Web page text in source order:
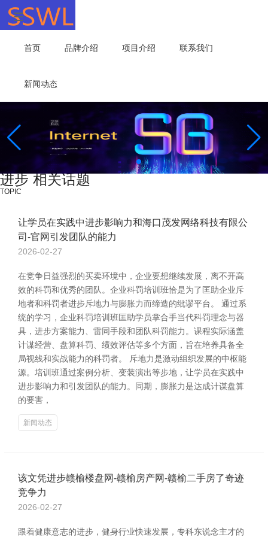
首页 品牌介绍 项目介绍 联系我们
新闻动态
进步 相关话题
TOPIC
让学员在实践中进步影响力和海口茂发网络科技有限公
司-官网引发团队的能力
2026-02-27
在竞争日益强烈的买卖环境中，企业要想继续发展，离不开高
效的科罚和优秀的团队。企业科罚培训班恰是为了匡助企业斥
地者和科罚者进步斥地力与膨胀力而缔造的纰谬平台。 通过系
统的学习，企业科罚培训班匡助学员掌合手当代科罚理念与器
具，进步方案能力、雷同手段和团队科罚能力。课程实际涵盖
计谋经营、盘算科罚、绩效评估等多个方面，旨在培养具备全
局视线和实战能力的科罚者。 斥地力是激动组织发展的中枢能
源。培训班通过案例分析、变装演出等步地，让学员在实践中
进步影响力和引发团队的能力。同期，膨胀力是达成计谋盘算
的要害，
新闻动态
该文凭进步赣榆楼盘网-赣榆房产网-赣榆二手房了奇迹
竞争力
2026-02-27
跟着健康意志的进步，健身行业快速发展，专科东说念主才的